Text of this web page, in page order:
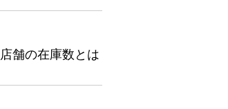
舗の在庫数とは